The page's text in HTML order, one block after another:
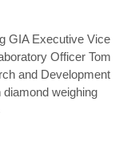
GIA Executive Vice
Officer Tom
and Development
weighing